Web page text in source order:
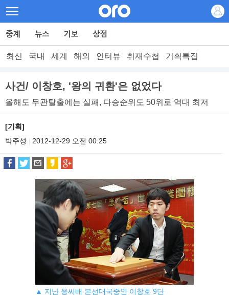
최신 국내 세계 해외 인터뷰 취재수첩 기획특집
사건/ 이창호, '왕의 귀환'은 없었다
올해도 무관탈출에는 실패, 다승순위도 50위로 역대 최저
[기획]
박주성
2012-12-29 오전 00:25
▲ 지난 응씨배 본선대국중인 이창호 9단